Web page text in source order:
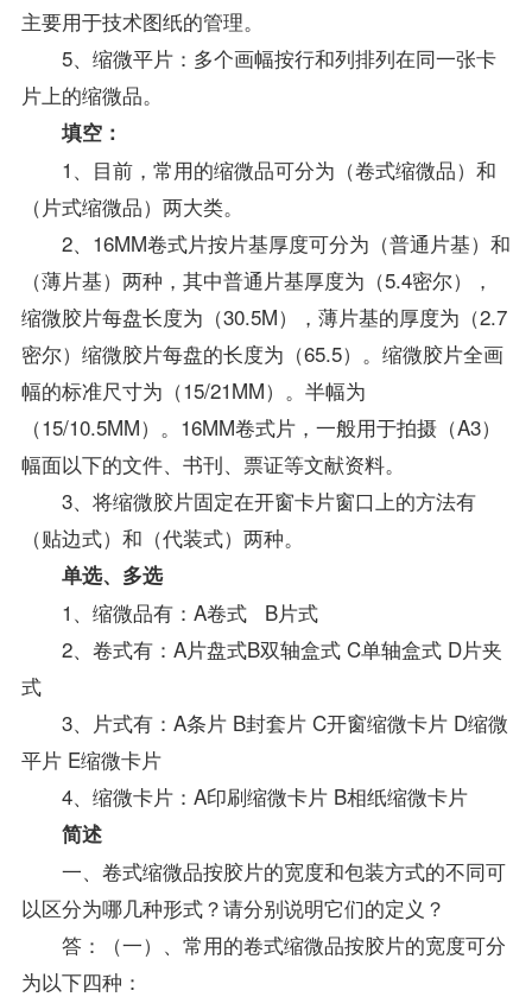
主要用于技术图纸的管理。
5、缩微平片：多个画幅按行和列排列在同一张卡
片上的缩微品。
填空：
1、目前，常用的缩微品可分为（卷式缩微品）和
（片式缩微品）两大类。
2、16MM卷式片按片基厚度可分为（普通片基）和
（薄片基）两种，其中普通片基厚度为（5.4密尔），
缩微胶片每盘长度为（30.5M），薄片基的厚度为（2.7
密尔）缩微胶片每盘的长度为（65.5）。缩微胶片全画
幅的标准尺寸为（15/21MM）。半幅为
（15/10.5MM）。16MM卷式片，一般用于拍摄（A3）
幅面以下的文件、书刊、票证等文献资料。
3、将缩微胶片固定在开窗卡片窗口上的方法有
（贴边式）和（代装式）两种。
单选、多选
1、缩微品有：A卷式 B片式
2、卷式有：A片盘式B双轴盒式 C单轴盒式 D片夹
式
3、片式有：A条片 B封套片 C开窗缩微卡片 D缩微
平片 E缩微卡片
4、缩微卡片：A印刷缩微卡片 B相纸缩微卡片
简述
一、卷式缩微品按胶片的宽度和包装方式的不同可
以区分为哪几种形式？请分别说明它们的定义？
答：（一）、常用的卷式缩微品按胶片的宽度可分
为以下四种：